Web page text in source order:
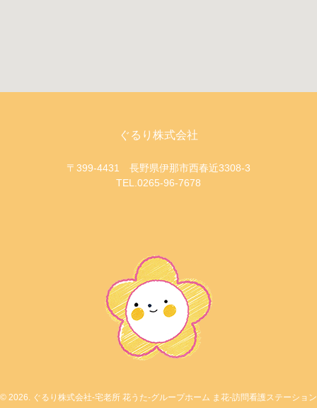
ぐるり株式会社
〒399-4431 長野県伊那市西春近3308-3
TEL.0265-96-7678
© 2026. ぐるり株式会社-宅老所 花うた-グループホーム ま花-訪問看護ステーション